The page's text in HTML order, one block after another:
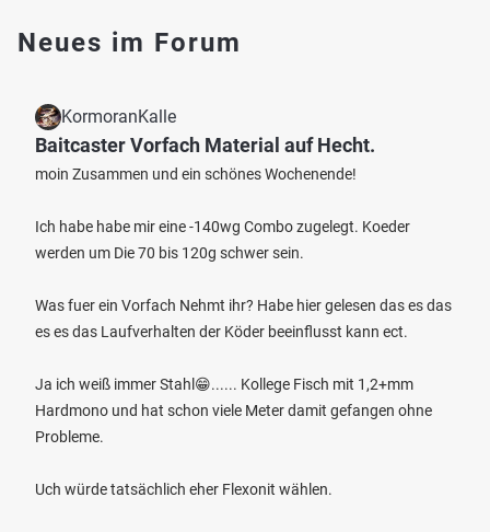
Neues im Forum
KormoranKalle
Baitcaster Vorfach Material auf Hecht.
moin Zusammen und ein schönes Wochenende!
Ich habe habe mir eine -140wg Combo zugelegt. Koeder
werden um Die 70 bis 120g schwer sein.
Was fuer ein Vorfach Nehmt ihr? Habe hier gelesen das es das
es es das Laufverhalten der Köder beeinflusst kann ect.
Ja ich weiß immer Stahl😁...... Kollege Fisch mit 1,2+mm
Hardmono und hat schon viele Meter damit gefangen ohne
Probleme.
Uch würde tatsächlich eher Flexonit wählen.